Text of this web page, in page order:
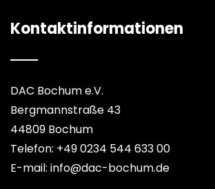
Kontaktinformationen
DAC Bochum e.V.
Bergmannstraße 43
44809 Bochum
Telefon: +49 0234 544 633 00
E-mail: info@dac-bochum.de